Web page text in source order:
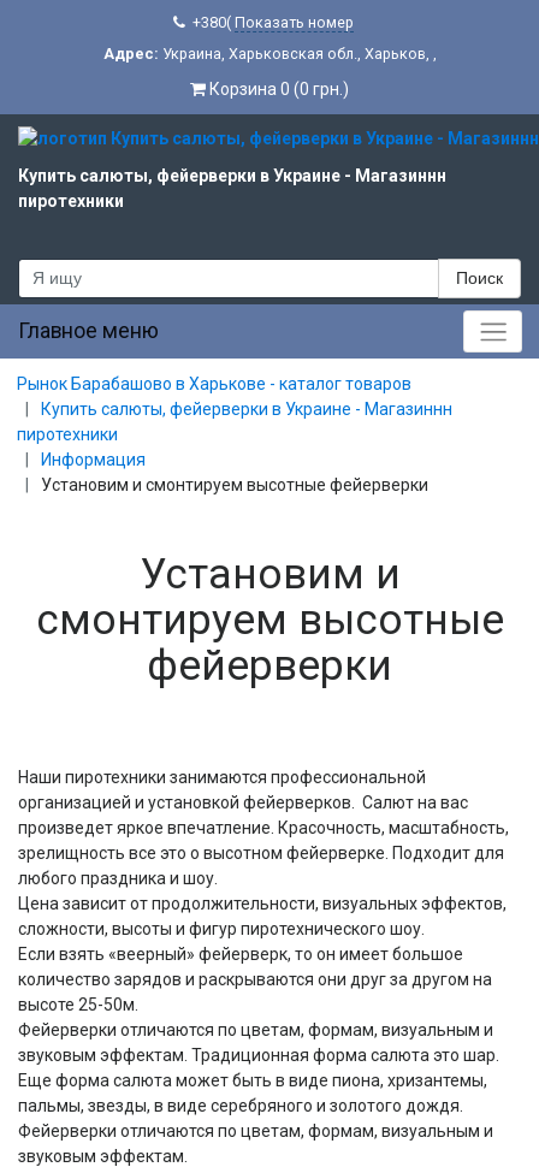
+380( Показать номер
Адрес: Украина, Харьковская обл., Харьков, ,
Корзина 0 (0 грн.)
Купить салюты, фейерверки в Украине - Магазиннн
пиротехники
Поиск
Главное меню
Рынок Барабашово в Харькове - каталог товаров
Купить салюты, фейерверки в Украине - Магазиннн
пиротехники
Информация
Установим и смонтируем высотные фейерверки
Установим и
смонтируем высотные
фейерверки
Наши пиротехники занимаются профессиональной
организацией и установкой фейерверков. Салют на вас
произведет яркое впечатление. Красочность, масштабность,
зрелищность все это о высотном фейерверке. Подходит для
любого праздника и шоу.
Цена зависит от продолжительности, визуальных эффектов,
сложности, высоты и фигур пиротехнического шоу.
Если взять «веерный» фейерверк, то он имеет большое
количество зарядов и раскрываются они друг за другом на
высоте 25-50м.
Фейерверки отличаются по цветам, формам, визуальным и
звуковым эффектам. Традиционная форма салюта это шар.
Еще форма салюта может быть в виде пиона, хризантемы,
пальмы, звезды, в виде серебряного и золотого дождя.
Фейерверки отличаются по цветам, формам, визуальным и
звуковым эффектам.